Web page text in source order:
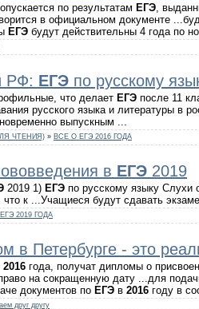
по результатам ЕГЭ ,
в официальном документе
ЕГЭ будут действительны 4 года по
РФ: ЕГЭ по русскому
что делает ЕГЭ после 11
русского языка и литературы в
выпускным ...
ЧТЕНИЯ) » ВСЕ О ЕГЭ 2016 ГОДА
в ЕГЭ 2019
2019 1) ЕГЭ по русскому языку Слухи
что к ...Учащиеся будут сдавать
2019 ГОДА
в Петербурге - это
2016 года, получат дипломы о
на сокращенную дату ...для
документов по ЕГЭ в 2016 году в
друг другу